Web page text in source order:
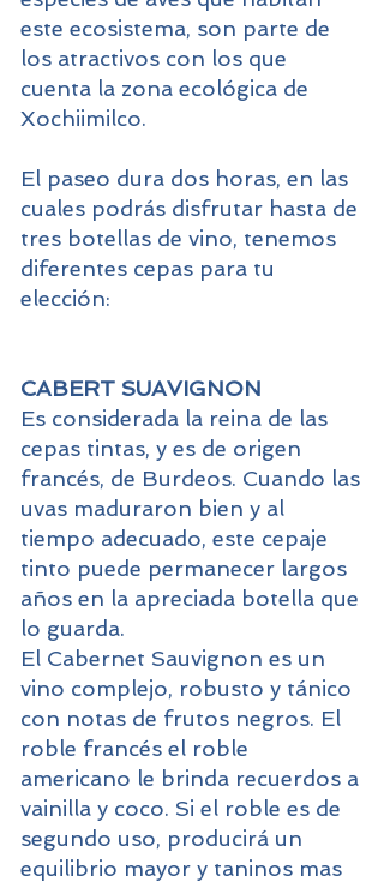
este ecosistema, son parte de
los atractivos con los que
cuenta la zona ecológica de
Xochiimilco.
El paseo dura dos horas, en las
cuales podrás disfrutar hasta de
tres botellas de vino, tenemos
diferentes cepas para tu
elección:
CABERT SUAVIGNON
Es considerada la reina de las
cepas tintas, y es de origen
francés, de Burdeos. Cuando las
uvas maduraron bien y al
tiempo adecuado, este cepaje
tinto puede permanecer largos
años en la apreciada botella que
lo guarda.
El Cabernet Sauvignon es un
vino complejo, robusto y tánico
con notas de frutos negros. El
roble francés el roble
americano le brinda recuerdos a
vainilla y coco. Si el roble es de
segundo uso, producirá un
equilibrio mayor y taninos mas